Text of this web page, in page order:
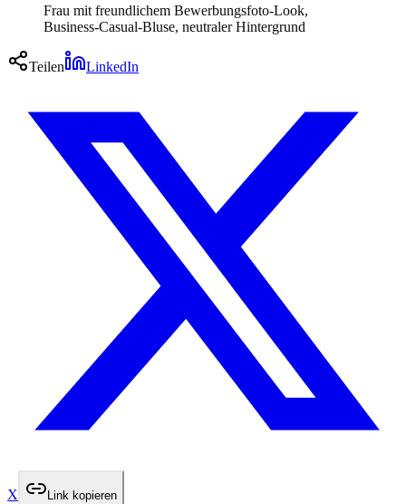
Frau mit freundlichem Bewerbungsfoto-Look,
Business-Casual-Bluse, neutraler Hintergrund
Teilen LinkedIn
X Link kopieren